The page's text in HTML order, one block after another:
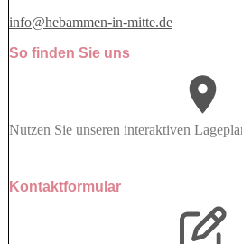
info@hebammen-in-mitte.de
So finden Sie uns
Nutzen Sie unseren interaktiven
Kontaktformular